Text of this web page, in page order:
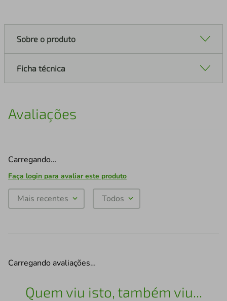
Sobre o produto
Ficha técnica
Avaliações
Carregando…
Faça login para avaliar este produto
Mais recentes Todos
Carregando avaliações…
Quem viu isto, também viu...